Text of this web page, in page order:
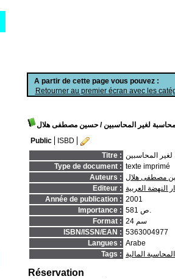
A partir de cette page vous pouvez :
Retourner au premier écran avec les
لغير المحاسبين/ حسين مصطفى هلال
Public
ISBD
Titre : لغير المحاسبين
Type de document : texte imprimé
Auteurs : مصطفى هلال
Editeur : النهضة العربية
Année de publication : 2001
Importance :
581 ص.
Format :
24 سم
ISBN/ISSN/EAN : 5363004977
Langues : Arabe
Tags : المحاسبة المالية
Réservation